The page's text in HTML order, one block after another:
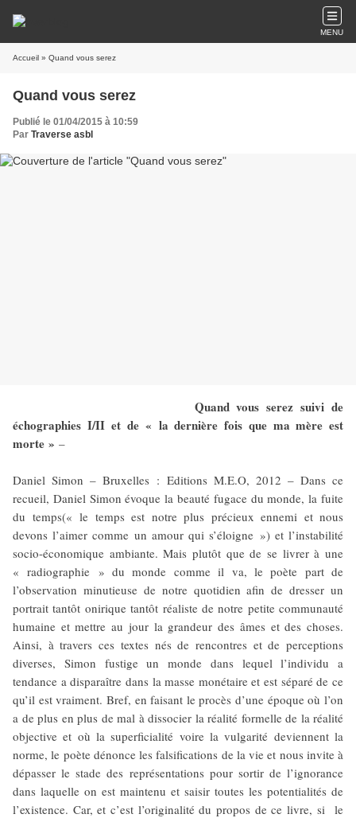
MENU
Accueil » Quand vous serez
Quand vous serez
Publié le 01/04/2015 à 10:59
Par Traverse asbl
Quand vous serez suivi de
échographies I/II et de « la dernière fois que ma mère est
morte » –
Daniel Simon – Bruxelles : Editions M.E.O, 2012 – Dans ce
recueil, Daniel Simon évoque la beauté fugace du monde, la fuite
du temps(« le temps est notre plus précieux ennemi et nous
devons l’aimer comme un amour qui s’éloigne ») et l’instabilité
socio-économique ambiante. Mais plutôt que de se livrer à une
« radiographie » du monde comme il va, le poète part de
l’observation minutieuse de notre quotidien afin de dresser un
portrait tantôt onirique tantôt réaliste de notre petite communauté
humaine et mettre au jour la grandeur des âmes et des choses.
Ainsi, à travers ces textes nés de rencontres et de perceptions
diverses, Simon fustige un monde dans lequel l’individu a
tendance a disparaître dans la masse monétaire et est séparé de ce
qu’il est vraiment. Bref, en faisant le procès d’une époque où l’on
a de plus en plus de mal à dissocier la réalité formelle de la réalité
objective et où la superficialité voire la vulgarité deviennent la
norme, le poète dénonce les falsifications de la vie et nous invite à
dépasser le stade des représentations pour sortir de l’ignorance
dans laquelle on est maintenu et saisir toutes les potentialités de
l’existence. Car, et c’est l’originalité du propos de ce livre, si le